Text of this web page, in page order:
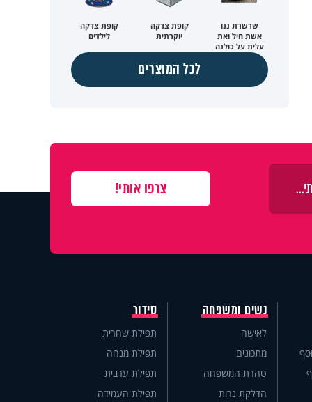
שרשרת ננו
אשת חיל ואת
עלית על כולנה
קופת צדקה
יוקרתית
קופת צדקה
לילדים
לכל המוצרים
נשים ומשפחה
לאישה
מתכונים
טהרת המשפחה
הדלקת נרות
סידור
תפילת שחרית
תפילת מנחה
תפילת ערבית
תפילת העמידה